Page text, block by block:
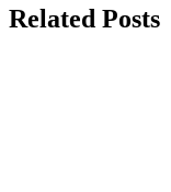
Related Posts